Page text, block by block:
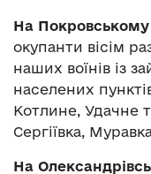
На
окупанти вісім
наших воїнів із
населених
Котлине, Удачне
Сергіївка,
На